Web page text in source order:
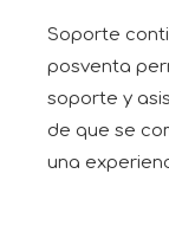
Soporte
posventa
soporte y
de que se
una